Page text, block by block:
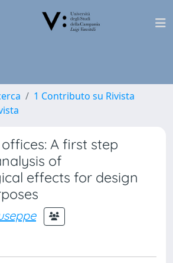
1 Contributo su Rivista
A first step
of
effects for design